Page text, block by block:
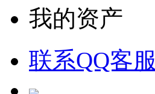
我的资产
联系QQ客服